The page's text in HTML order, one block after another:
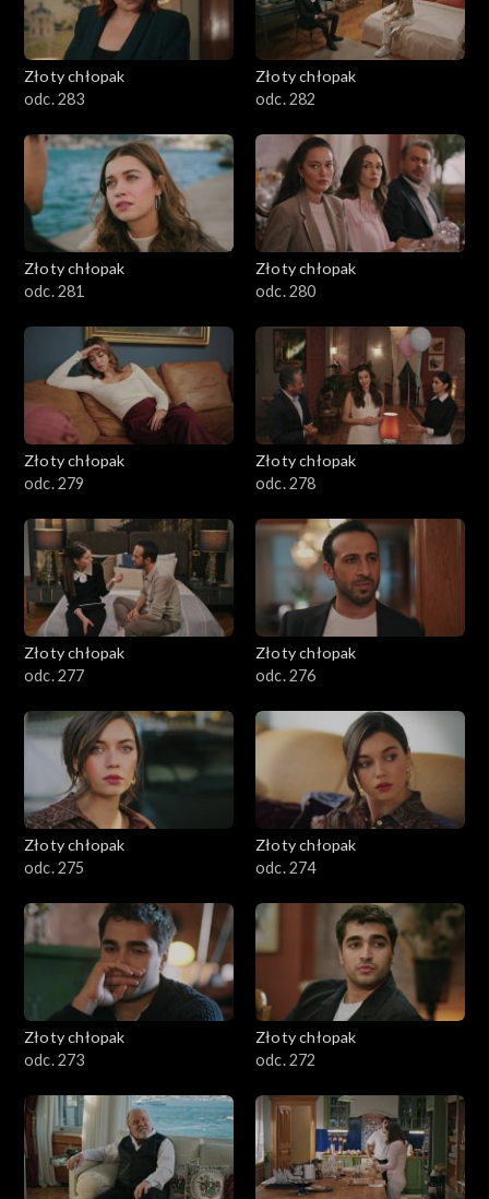
Złoty chłopak
odc. 283
Złoty chłopak
odc. 282
Złoty chłopak
odc. 281
Złoty chłopak
odc. 280
Złoty chłopak
odc. 279
Złoty chłopak
odc. 278
Złoty chłopak
odc. 277
Złoty chłopak
odc. 276
Złoty chłopak
odc. 275
Złoty chłopak
odc. 274
Złoty chłopak
odc. 273
Złoty chłopak
odc. 272